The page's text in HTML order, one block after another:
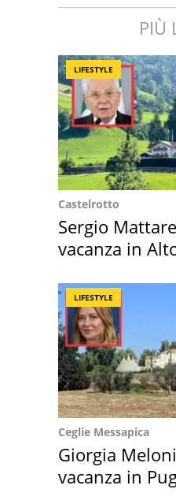
PIÙ
LIFESTYLE
Castelrotto
Sergio
vacanza in
LIFESTYLE
Ceglie Messapica
Giorgia
vacanza in